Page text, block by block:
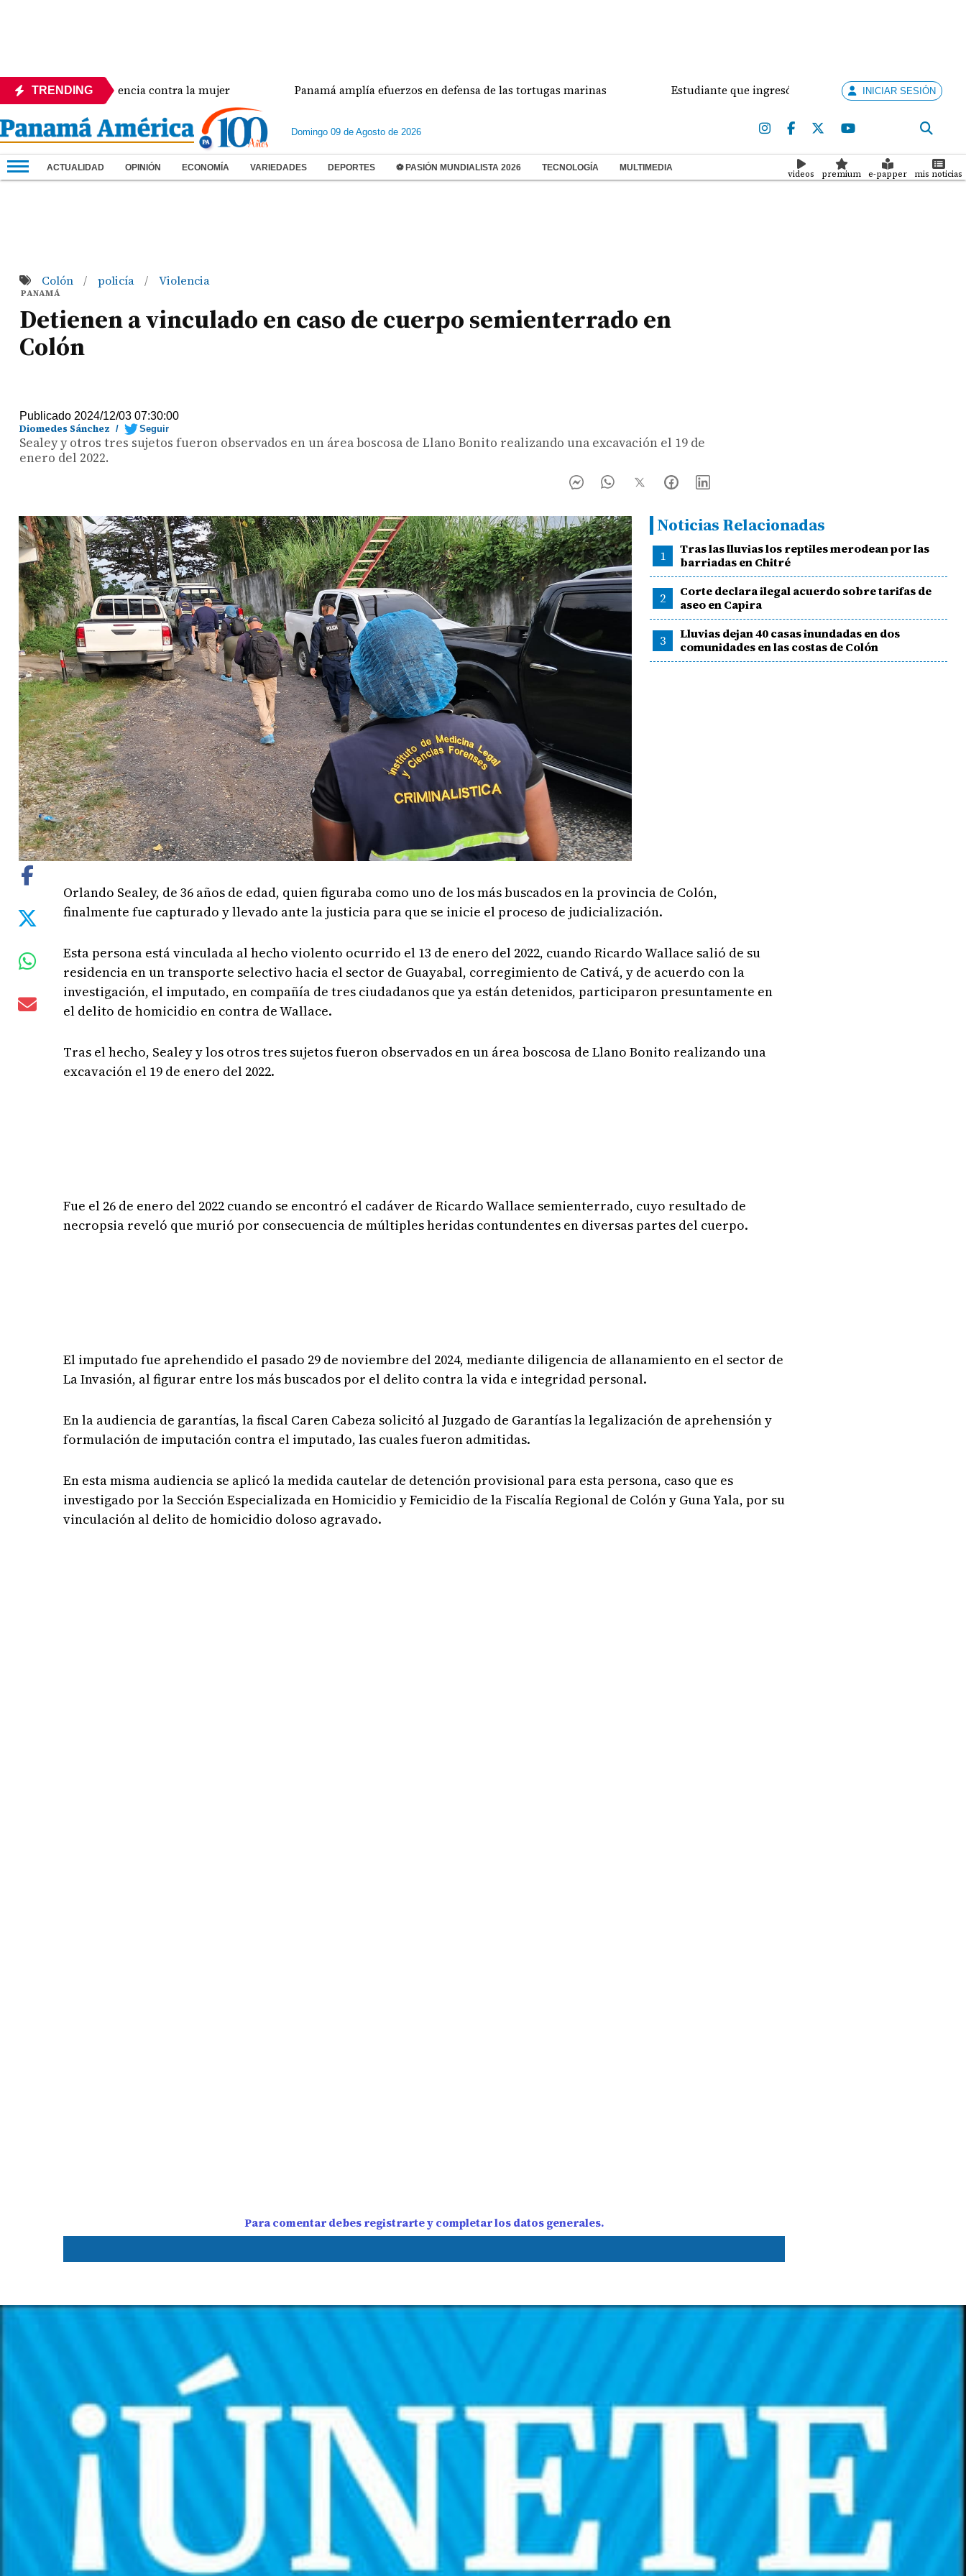
TRENDING
de violencia contra la mujer Panamá amplía efuerzos en defensa de las tortugas marinas Estudiante que ingresó con un arma de fuego al 'Dolores Moscote'
INICIAR SESIÓN
Domingo 09 de Agosto de 2026
ACTUALIDAD OPINIÓN ECONOMÍA VARIEDADES DEPORTES ⚽ PASIÓN MUNDIALISTA 2026 TECNOLOGÍA MULTIMEDIA
videos premium e-papper mis noticias
Colón / policía / Violencia
PANAMÁ
Detienen a vinculado en caso de cuerpo semienterrado en
Colón
Publicado 2024/12/03 07:30:00
Diomedes Sánchez / Seguir
Sealey y otros tres sujetos fueron observados en un área boscosa de Llano Bonito realizando una excavación el 19 de
enero del 2022.
Noticias Relacionadas
1
Tras las lluvias los reptiles merodean por las
barriadas en Chitré
2
Corte declara ilegal acuerdo sobre tarifas de
aseo en Capira
3
Lluvias dejan 40 casas inundadas en dos
comunidades en las costas de Colón
Orlando Sealey, de 36 años de edad, quien figuraba como uno de los más buscados en la provincia de Colón,
finalmente fue capturado y llevado ante la justicia para que se inicie el proceso de judicialización.
Esta persona está vinculada al hecho violento ocurrido el 13 de enero del 2022, cuando Ricardo Wallace salió de su
residencia en un transporte selectivo hacia el sector de Guayabal, corregimiento de Cativá, y de acuerdo con la
investigación, el imputado, en compañía de tres ciudadanos que ya están detenidos, participaron presuntamente en
el delito de homicidio en contra de Wallace.
Tras el hecho, Sealey y los otros tres sujetos fueron observados en un área boscosa de Llano Bonito realizando una
excavación el 19 de enero del 2022.
Fue el 26 de enero del 2022 cuando se encontró el cadáver de Ricardo Wallace semienterrado, cuyo resultado de
necropsia reveló que murió por consecuencia de múltiples heridas contundentes en diversas partes del cuerpo.
El imputado fue aprehendido el pasado 29 de noviembre del 2024, mediante diligencia de allanamiento en el sector de
La Invasión, al figurar entre los más buscados por el delito contra la vida e integridad personal.
En la audiencia de garantías, la fiscal Caren Cabeza solicitó al Juzgado de Garantías la legalización de aprehensión y
formulación de imputación contra el imputado, las cuales fueron admitidas.
En esta misma audiencia se aplicó la medida cautelar de detención provisional para esta persona, caso que es
investigado por la Sección Especializada en Homicidio y Femicidio de la Fiscalía Regional de Colón y Guna Yala, por su
vinculación al delito de homicidio doloso agravado.
Para comentar debes registrarte y completar los datos generales.